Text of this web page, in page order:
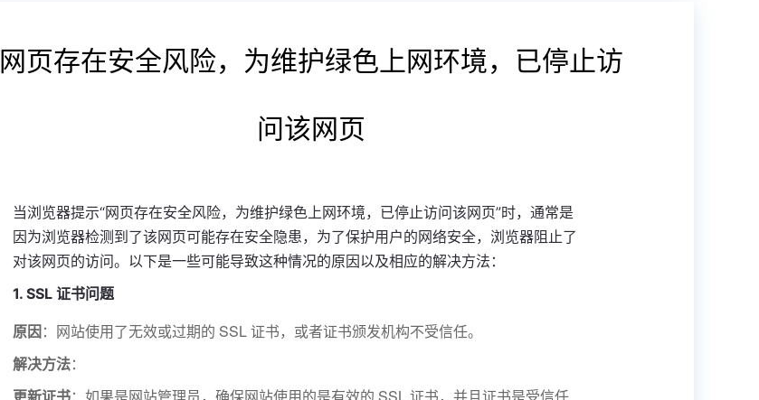
网页存在安全风险，为维护绿色上网环境，已停止访
问该网页
当浏览器提示“网页存在安全风险，为维护绿色上网环境，已停止访问该网页”时，通常是
因为浏览器检测到了该网页可能存在安全隐患，为了保护用户的网络安全，浏览器阻止了
对该网页的访问。以下是一些可能导致这种情况的原因以及相应的解决方法：
1. SSL 证书问题
原因：网站使用了无效或过期的 SSL 证书，或者证书颁发机构不受信任。
解决方法：